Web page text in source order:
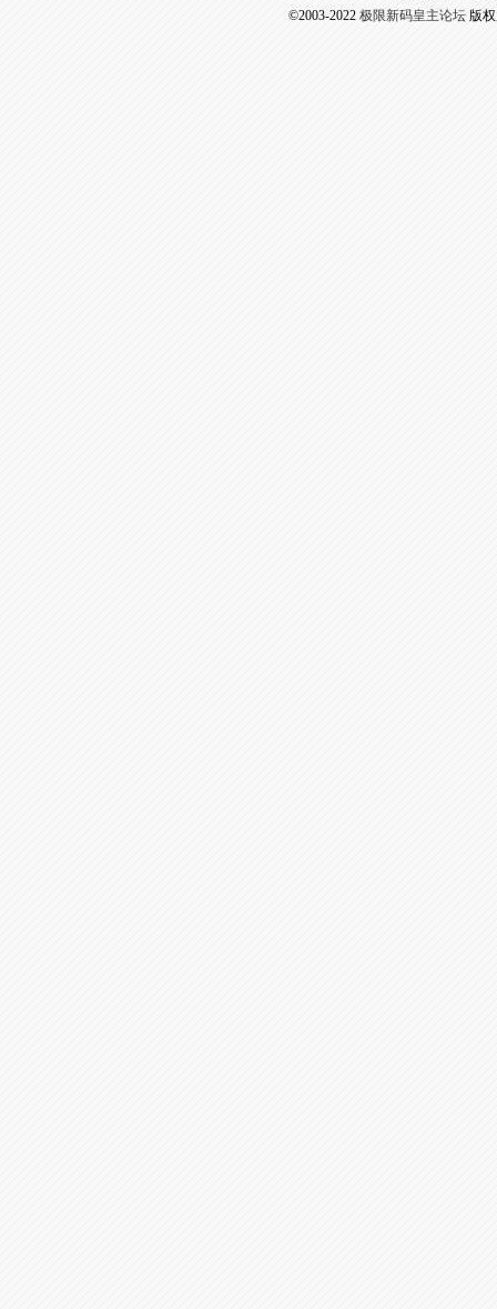
©2003-2022 极限新码皇主论坛版权